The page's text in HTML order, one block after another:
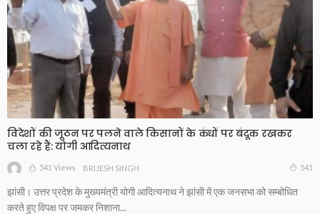
विदेशों की जूठन पर पलने वाले किसानों के कंधों पर बंदूक रखकर
चला रहे हैं: योगी आदित्यनाथ
541 Views BRIJESH SINGH 541
झांसी। उत्तर प्रदेश के मुख्यमंत्री योगी आदित्यनाथ ने झांसी में एक जनसभा को सम्बोधित
करते हुए विपक्ष पर जमकर निशाना...